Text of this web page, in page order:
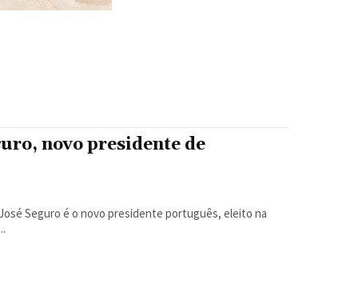
novo presidente de